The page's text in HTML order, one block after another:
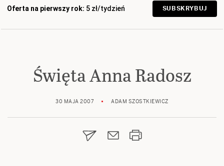
Oferta na pierwszy rok: 5 zł/tydzień SUBSKRYBUJ
Święta Anna Radosz
30 MAJA 2007 ADAM SZOSTKIEWICZ